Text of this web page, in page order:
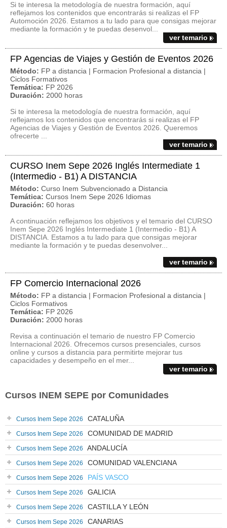
Si te interesa la metodología de nuestra formación, aquí
reflejamos los contenidos que encontrarás si realizas el FP
Automoción 2026. Estamos a tu lado para que consigas mejorar
mediante la formación y te puedas desenvol...
ver temario
FP Agencias de Viajes y Gestión de Eventos 2026
Método: FP a distancia | Formacion Profesional a distancia |
Ciclos Formativos
Temática: FP 2026
Duración: 2000 horas
Si te interesa la metodología de nuestra formación, aquí
reflejamos los contenidos que encontrarás si realizas el FP
Agencias de Viajes y Gestión de Eventos 2026. Queremos
ofrecerte ...
ver temario
CURSO Inem Sepe 2026 Inglés Intermediate 1
(Intermedio - B1) A DISTANCIA
Método: Curso Inem Subvencionado a Distancia
Temática: Cursos Inem Sepe 2026 Idiomas
Duración: 60 horas
A continuación reflejamos los objetivos y el temario del CURSO
Inem Sepe 2026 Inglés Intermediate 1 (Intermedio - B1) A
DISTANCIA. Estamos a tu lado para que consigas mejorar
mediante la formación y te puedas desenvolver...
ver temario
FP Comercio Internacional 2026
Método: FP a distancia | Formacion Profesional a distancia |
Ciclos Formativos
Temática: FP 2026
Duración: 2000 horas
Revisa a continuación el temario de nuestro FP Comercio
Internacional 2026. Ofrecemos cursos presenciales, cursos
online y cursos a distancia para permitirte mejorar tus
capacidades y desempeño en el mer...
ver temario
Cursos INEM SEPE por Comunidades
Cursos Inem Sepe 2026 CATALUÑA
Cursos Inem Sepe 2026 COMUNIDAD DE MADRID
Cursos Inem Sepe 2026 ANDALUCÍA
Cursos Inem Sepe 2026 COMUNIDAD VALENCIANA
Cursos Inem Sepe 2026 PAÍS VASCO
Cursos Inem Sepe 2026 GALICIA
Cursos Inem Sepe 2026 CASTILLA Y LEÓN
Cursos Inem Sepe 2026 CANARIAS